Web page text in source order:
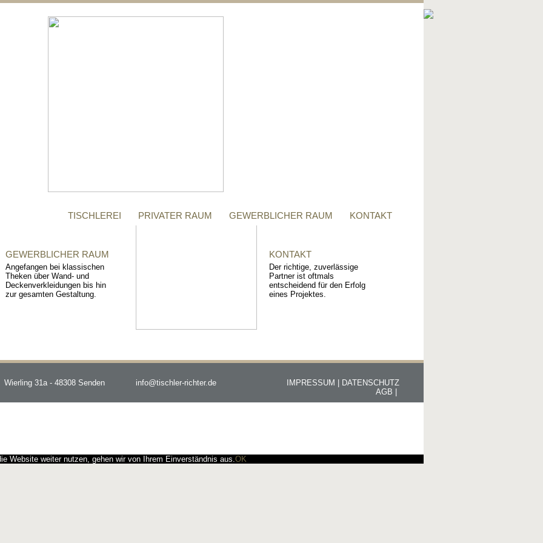
TISCHLEREI PRIVATER RAUM GEWERBLICHER RAUM KONTAKT
GEWERBLICHER RAUM
Angefangen bei klassischen
Theken über Wand- und
Deckenverkleidungen bis hin
zur gesamten Gestaltung.
KONTAKT
Der richtige, zuverlässige
Partner ist oftmals
entscheidend für den Erfolg
eines Projektes.
Wierling 31a - 48308 Senden info@tischler-richter.de DATENSCHUTZ
IMPRESSUM |
AGB |
Website weiter nutzen, gehen wir von Ihrem Einverständnis aus.OK